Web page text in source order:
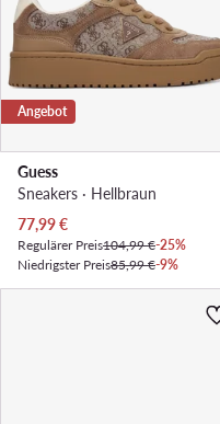
Angebot
Guess
Sneakers · Hellbraun
Aktueller Preis
77,99€
Regulärer Preis104,99 €-25%
Niedrigster Preis85,99 €-9%